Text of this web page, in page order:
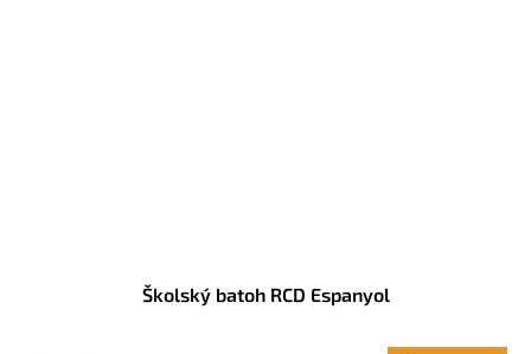
Školský batoh RCD Espanyol